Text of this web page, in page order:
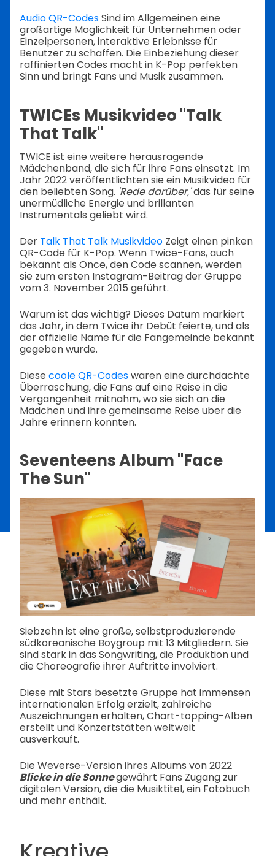
Audio QR-CodesSind im Allgemeinen eine
großartige Möglichkeit für Unternehmen oder
Einzelpersonen, interaktive Erlebnisse für
Benutzer zu schaffen. Die Einbeziehung dieser
raffinierten Codes macht in K-Pop perfekten
Sinn und bringt Fans und Musik zusammen.
TWICEs Musikvideo "Talk
That Talk"
TWICE ist eine weitere herausragende
Mädchenband, die sich für ihre Fans einsetzt. Im
Jahr 2022 veröffentlichten sie ein Musikvideo für
den beliebten Song. 'Rede darüber,'das für seine
unermüdliche Energie und brillanten
Instrumentals geliebt wird.
Der Talk That Talk Musikvideo Zeigt einen pinken
QR-Code für K-Pop. Wenn Twice-Fans, auch
bekannt als Once, den Code scannen, werden
sie zum ersten Instagram-Beitrag der Gruppe
vom 3. November 2015 geführt.
Warum ist das wichtig? Dieses Datum markiert
das Jahr, in dem Twice ihr Debüt feierte, und als
der offizielle Name für die Fangemeinde bekannt
gegeben wurde.
Diese coole QR-Codeswaren eine durchdachte
Überraschung, die Fans auf eine Reise in die
Vergangenheit mitnahm, wo sie sich an die
Mädchen und ihre gemeinsame Reise über die
Jahre erinnern konnten.
Seventeens Album "Face
The Sun"
Siebzehn ist eine große, selbstproduzierende
südkoreanische Boygroup mit 13 Mitgliedern. Sie
sind stark in das Songwriting, die Produktion und
die Choreografie ihrer Auftritte involviert.
Diese mit Stars besetzte Gruppe hat immensen
internationalen Erfolg erzielt, zahlreiche
Auszeichnungen erhalten, Chart-topping-Alben
erstellt und Konzertstätten weltweit
ausverkauft.
Die Weverse-Version ihres Albums von 2022
Blicke in die Sonnegewährt Fans Zugang zur
digitalen Version, die die Musiktitel, ein Fotobuch
und mehr enthält.